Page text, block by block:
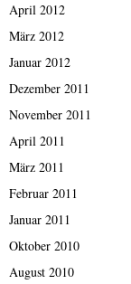
April 2012
März 2012
Januar 2012
Dezember 2011
November 2011
April 2011
März 2011
Februar 2011
Januar 2011
Oktober 2010
August 2010